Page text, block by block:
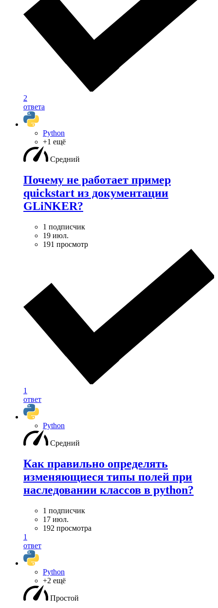
2
ответа
Python
+1 ещё
Средний
Почему не работает пример
quickstart из документации
GLiNKER?
1 подписчик
19 июл.
191 просмотр
1
ответ
Python
Средний
Как правильно определять
изменяющиеся типы полей при
наследовании классов в python?
1 подписчик
17 июл.
192 просмотра
1
ответ
Python
+2 ещё
Простой